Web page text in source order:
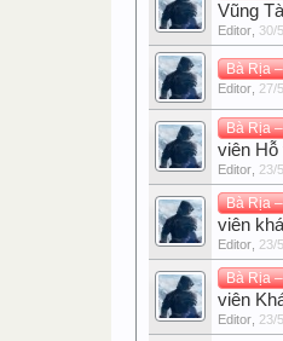
Vũng
Editor, 30/
Bà Rịa
Editor, 27/
Bà Rịa
viên Hỗ
Editor, 23/
Bà Rịa
viên
Editor, 23/
Bà Rịa
viên
Editor, 23/